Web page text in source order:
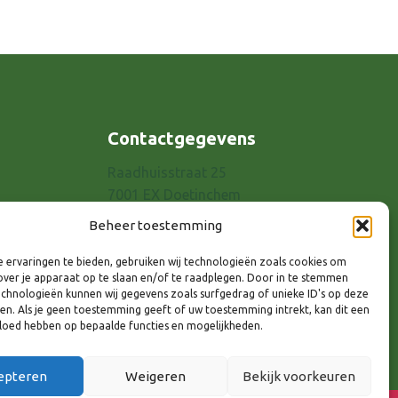
Beheer toestemming
ervaringen te bieden, gebruiken wij technologieën zoals cookies om
je apparaat op te slaan en/of te raadplegen. Door in te stemmen
kunnen wij gegevens zoals surfgedrag of unieke ID's op deze
Als je geen toestemming geeft of uw toestemming intrekt, kan dit een
hebben op bepaalde functies en mogelijkheden.
Weigeren Bekijk voorkeuren
Contactgegevens
E-mail: info@8rhk.nl
Privacyverklaring
Cookieverklaring
Disclaimer